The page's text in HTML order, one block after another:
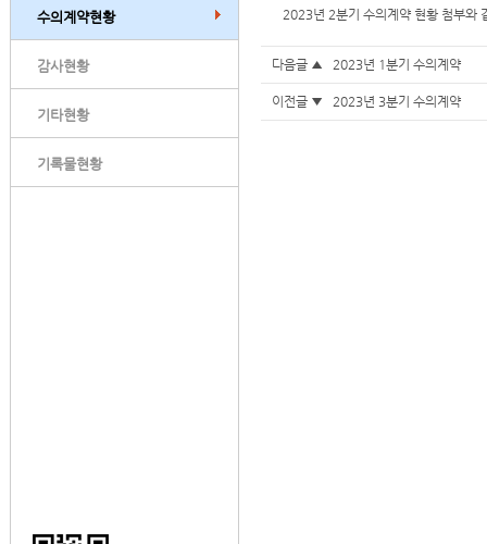
수의계약현황
감사현황
기타현황
기록물현황
2023년 2분기 수의계약 현황 첨부와
다음글 ▲ 2023년 1분기 수의계약
이전글 ▼ 2023년 3분기 수의계약